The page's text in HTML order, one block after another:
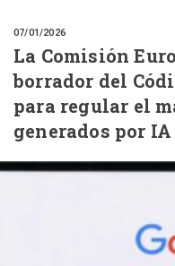
07/01/2026
La Comisión
borrador del
para regular el
generados por IA